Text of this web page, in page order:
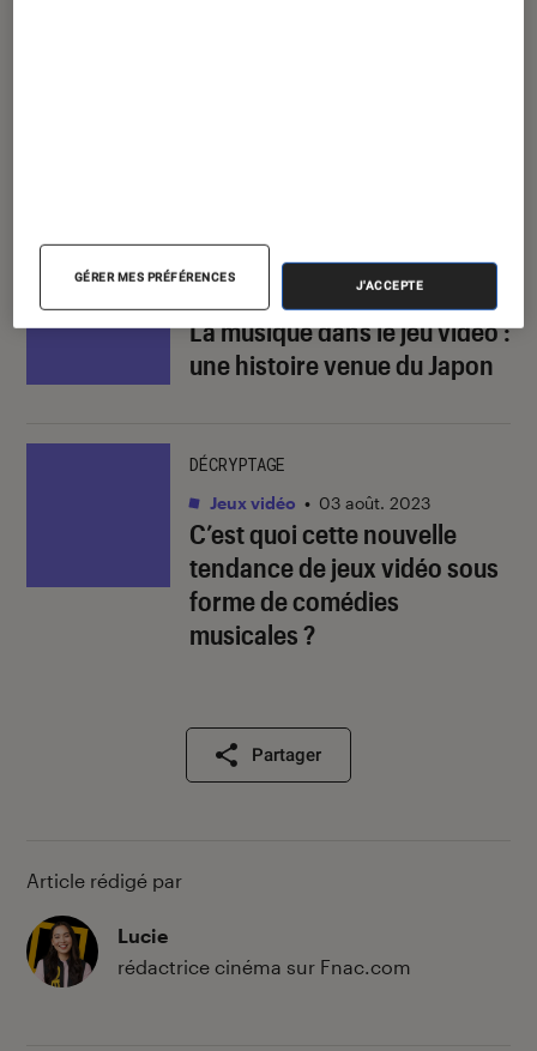
La musique dans le jeu vidéo :
une histoire venue du Japon
DÉCRYPTAGE
C’est quoi cette nouvelle
tendance de jeux vidéo sous
forme de comédies
musicales ?
DÉCRYPTAGE
Jeux vidéo • 03 août. 2023
Partager
Article rédigé par
Lucie
rédactrice cinéma sur Fnac.com
GÉRER MES PRÉFÉRENCES
J'ACCEPTE